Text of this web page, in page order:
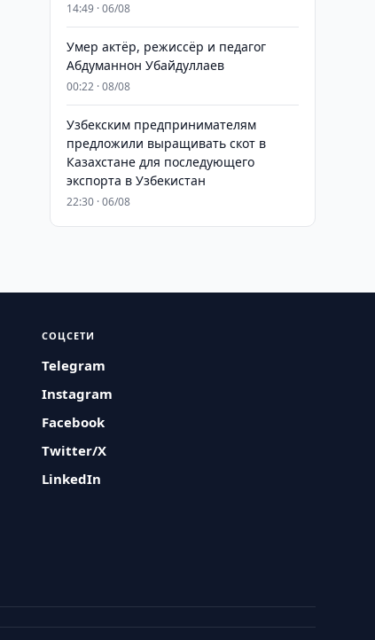
14:49 · 06/08
Умер актёр, режиссёр и педагог
Абдуманнон Убайдуллаев
00:22 · 08/08
Узбекским предпринимателям
предложили выращивать скот в
Казахстане для последующего
экспорта в Узбекистан
22:30 · 06/08
СОЦСЕТИ
Telegram
Instagram
Facebook
Twitter/X
LinkedIn